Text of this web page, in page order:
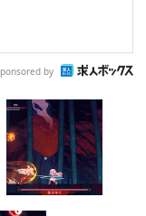
by